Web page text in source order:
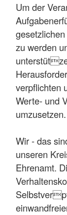
Um der
zu werden
verpflichten
Werte- und
umzusetzen.
Wir - das
unseren
Ehrenamt.